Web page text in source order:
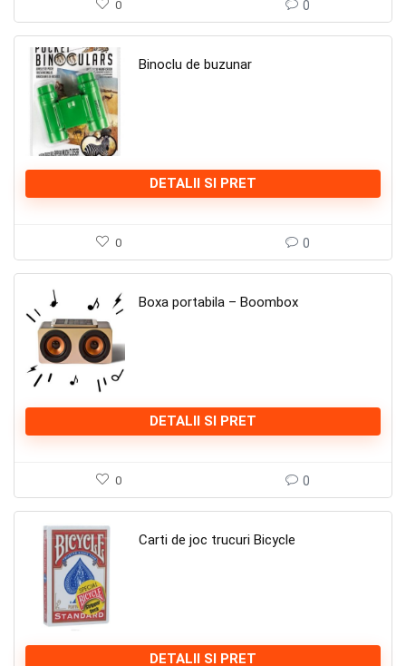
0 0
Binoclu de buzunar
DETALII SI PRET
0 0
Boxa portabila – Boombox
DETALII SI PRET
0 0
Carti de joc trucuri Bicycle
DETALII SI PRET